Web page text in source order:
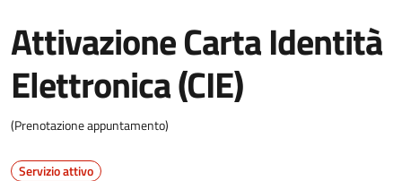
Attivazione Carta Identità
Elettronica (CIE)
(Prenotazione appuntamento)
Servizio attivo